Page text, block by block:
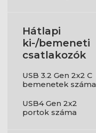
Hátlapi
ki-/bemeneti
csatlakozók
USB 3.2 Gen 2x2 C
bemenetek száma
USB4 Gen 2x2
portok száma